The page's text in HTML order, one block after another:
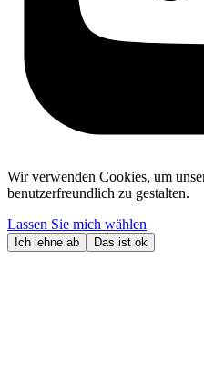
Wir verwenden Cookies, um
benutzerfreundlich zu gestalten.
Lassen Sie mich wählen
Ich lehne ab Das ist ok